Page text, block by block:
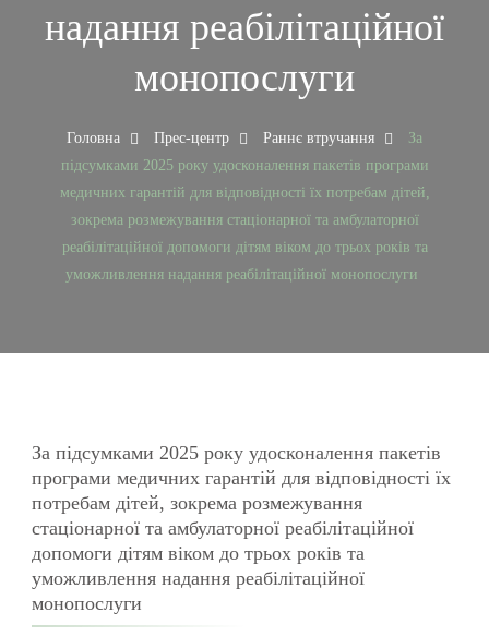
надання реабілітаційної
монопослуги
Головна Прес-центр Раннє втручання
За
підсумками 2025 року удосконалення пакетів програми
медичних гарантій для відповідності їх потребам дітей,
зокрема розмежування стаціонарної та амбулаторної
реабілітаційної допомоги дітям віком до трьох років та
уможливлення надання реабілітаційної монопослуги
За підсумками 2025 року удосконалення пакетів
програми медичних гарантій для відповідності їх
потребам дітей, зокрема розмежування
стаціонарної та амбулаторної реабілітаційної
допомоги дітям віком до трьох років та
уможливлення надання реабілітаційної
монопослуги